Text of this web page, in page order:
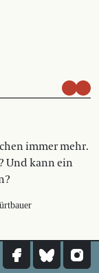
immer mehr.
Und kann ein